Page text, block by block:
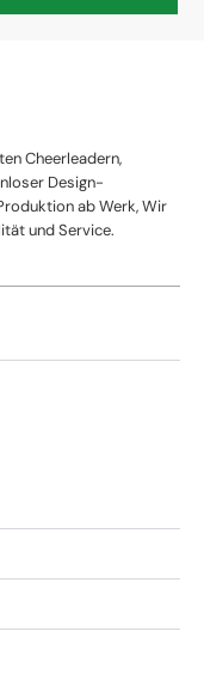
Cheerleadern,
Design-
ab Werk, Wir
und Service.